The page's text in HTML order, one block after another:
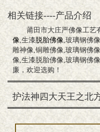
相关链接----产品介绍
莆田市大庄严佛像工艺
像,生漆脱胎佛像,玻璃钢佛
雕神像,铜雕佛像,玻璃钢佛
像,生漆脱胎佛像,玻璃钢佛
廉，欢迎选购！
护法神四大天王之北